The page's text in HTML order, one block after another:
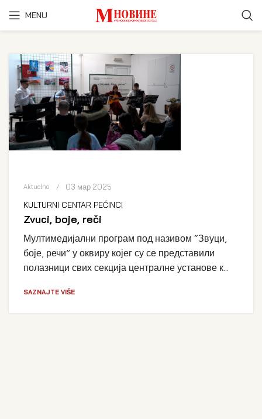
MENU
Aktuelno 03 мар 2025
KULTURNI CENTAR PEĆINCI
Zvuci, boje, reči
Мултимедијални програм под називом “Звуци,
боје, речи” у оквиру којег су се представили
полазници свих секција централне установе к...
SAZNAJTE VIŠE